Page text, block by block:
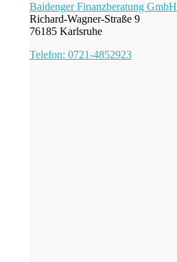
Baidenger Finanzberatung GmbH
Richard-Wagner-Straße 9
76185 Karlsruhe
Telefon: 0721-4852923